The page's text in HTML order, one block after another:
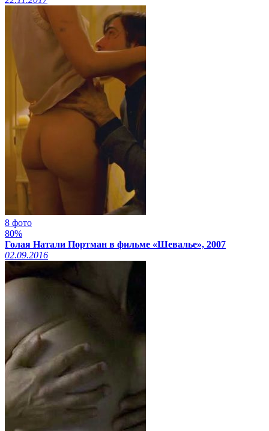
8 фото
80%
Голая Натали Портман в фильме «Шевалье», 2007
02.09.2016